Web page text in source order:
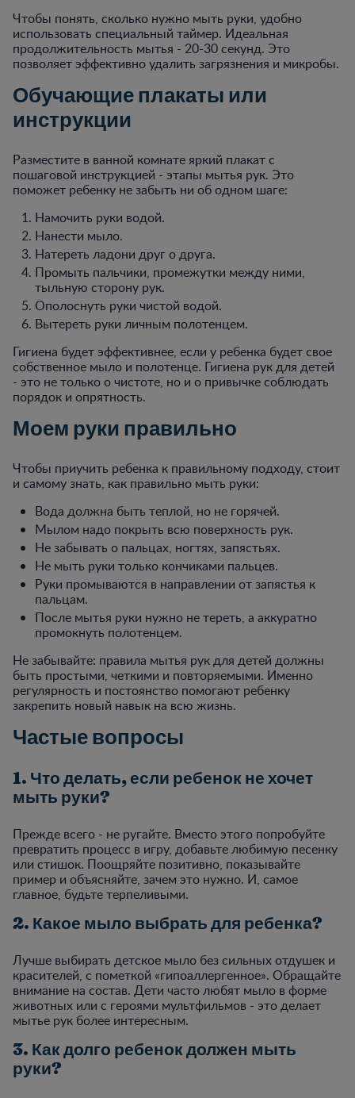
Чтобы понять, сколько нужно мыть руки, удобно
использовать специальный таймер. Идеальная
продолжительность мытья - 20-30 секунд. Это
позволяет эффективно удалить загрязнения и микробы.
Обучающие плакаты или
инструкции
Разместите в ванной комнате яркий плакат с
пошаговой инструкцией - этапы мытья рук. Это
поможет ребенку не забыть ни об одном шаге:
Намочить руки водой.
Нанести мыло.
Натереть ладони друг о друга.
Промыть пальчики, промежутки между ними,
тыльную сторону рук.
Ополоснуть руки чистой водой.
Вытереть руки личным полотенцем.
Гигиена будет эффективнее, если у ребенка будет свое
собственное мыло и полотенце. Гигиена рук для детей
- это не только о чистоте, но и о привычке соблюдать
порядок и опрятность.
Моем руки правильно
Чтобы приучить ребенка к правильному подходу, стоит
и самому знать, как правильно мыть руки:
Вода должна быть теплой, но не горячей.
Мылом надо покрыть всю поверхность рук.
Не забывать о пальцах, ногтях, запястьях.
Не мыть руки только кончиками пальцев.
Руки промываются в направлении от запястья к
пальцам.
После мытья руки нужно не тереть, а аккуратно
промокнуть полотенцем.
Не забывайте: правила мытья рук для детей должны
быть простыми, четкими и повторяемыми. Именно
регулярность и постоянство помогают ребенку
закрепить новый навык на всю жизнь.
Частые вопросы
1. Что делать, если ребенок не хочет
мыть руки?
Прежде всего - не ругайте. Вместо этого попробуйте
превратить процесс в игру, добавьте любимую песенку
или стишок. Поощряйте позитивно, показывайте
пример и объясняйте, зачем это нужно. И, самое
главное, будьте терпеливыми.
2. Какое мыло выбрать для ребенка?
Лучше выбирать детское мыло без сильных отдушек и
красителей, с пометкой «гипоаллергенное». Обращайте
внимание на состав. Дети часто любят мыло в форме
животных или с героями мультфильмов - это делает
мытье рук более интересным.
3. Как долго ребенок должен мыть
руки?